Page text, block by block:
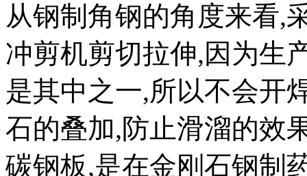
从钢制角钢的角度来看,
冲剪机剪切拉伸,因为生
是其中之一,所以不会开
石的叠加,防止滑溜的效
碳钢板,是在金刚石钢制